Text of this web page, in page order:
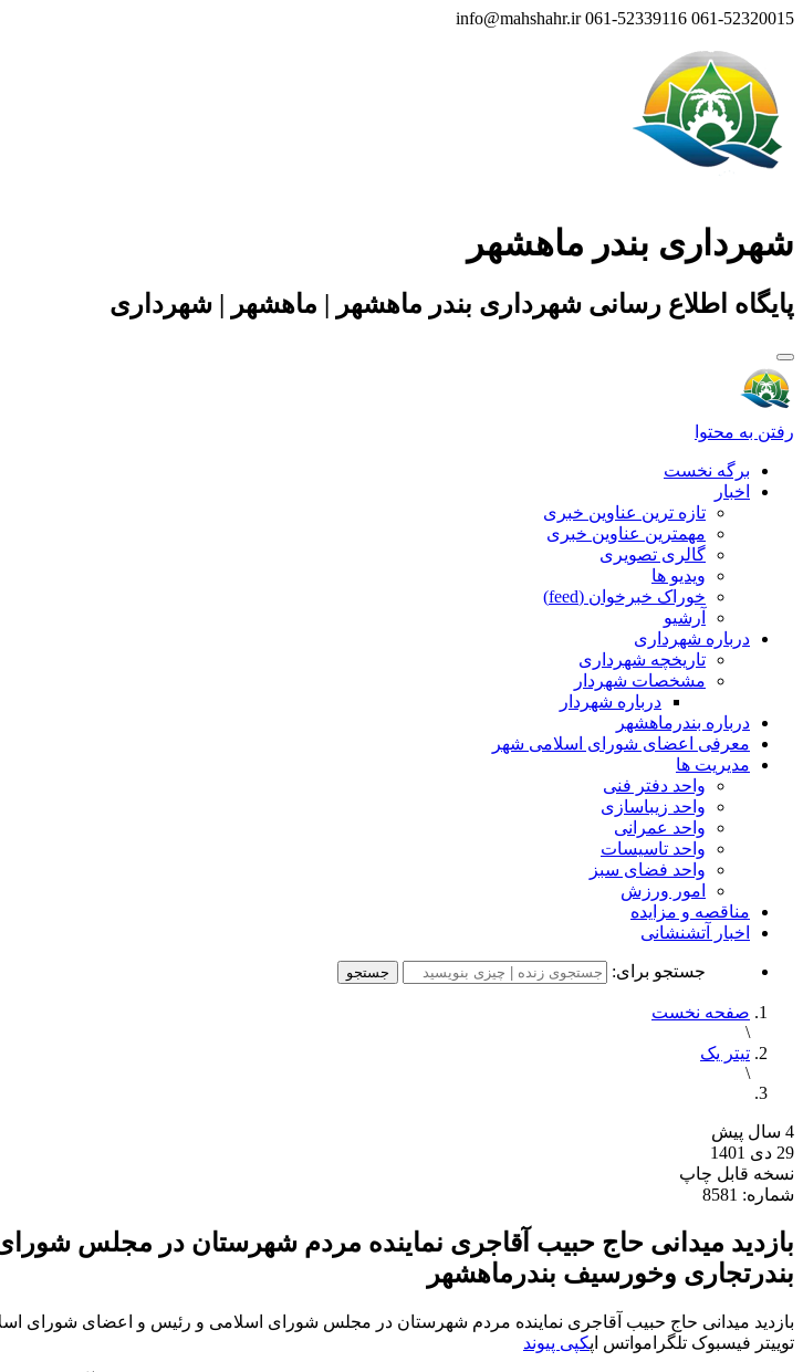
061-52320015
061-52339116
info@mahshahr.ir
شهرداری بندر ماهشهر
پایگاه اطلاع رسانی شهرداری بندر ماهشهر | ماهشهر | شهرداری
رفتن به محتوا
برگه نخست
اخبار
تازه ترین عناوین خبری
مهمترین عناوین خبری
گالری تصویری
ویدیو ها
خوراک خبرخوان (feed)
آرشیو
درباره شهرداری
تاریخچه شهرداری
مشخصات شهردار
درباره شهردار
درباره بندرماهشهر
معرفی اعضای شورای اسلامی شهر
مدیریت ها
واحد دفتر فنی
واحد زیباسازی
واحد عمرانی
واحد تاسیسات
واحد فضای سبز
امور ورزش
مناقصه و مزایده
اخبار آتشنشانی
جستجو برای:
صفحه نخست
\
تیتر یک
\
4 سال پیش
29 دی 1401
نسخه قابل چاپ
شماره: 8581
بازدید میدانی حاج حبیب آقاجری نماینده مردم شهرستان در مجلس
بندرتجاری وخورسیف بندرماهشهر
بازدید میدانی حاج حبیب آقاجری نماینده مردم شهرستان در مجلس شورای اسلامی و رئیس و اعضای شورای
توییتر فیسبوک تلگرامواتس اپکپی پیوند